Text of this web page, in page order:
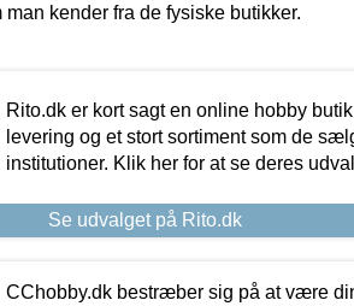
man kender fra de fysiske butikker.
Rito.dk er kort sagt en online hobby
levering og et stort sortiment som de
institutioner. Klik her for at se deres
Se udvalget på Rito.dk
CChobby.dk bestræber sig på at være